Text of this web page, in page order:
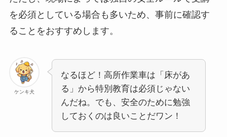
を必須としている場合も多いため、事前に確認す
ることをおすすめします。
ケンキ犬
なるほど！高所作業車は「床があ
る」から特別教育は必須じゃない
んだね。でも、安全のために勉強
しておくのは良いことだワン！